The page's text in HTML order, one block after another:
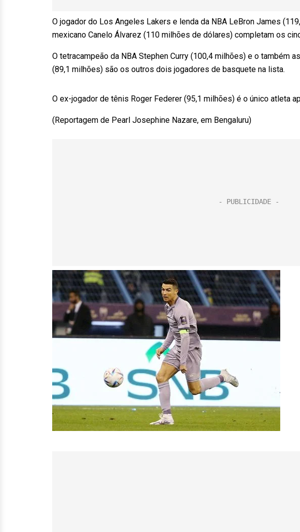
O jogador do Los Angeles Lakers e lenda da NBA LeBron James
mexicano Canelo Álvarez (110 milhões de dólares) completam os
O tetracampeão da NBA Stephen Curry (100,4 milhões) e o também
(89,1 milhões) são os outros dois jogadores de basquete na lista.
O ex-jogador de tênis Roger Federer (95,1 milhões) é o único atleta
(Reportagem de Pearl Josephine Nazare, em Bengaluru)